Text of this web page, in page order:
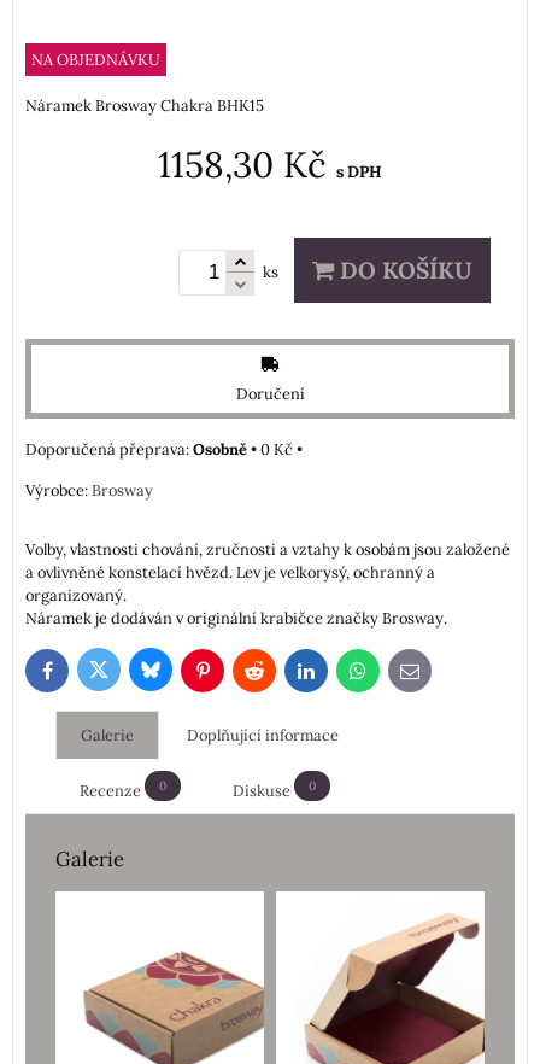
NA OBJEDNÁVKU
Náramek Brosway Chakra BHK15
1158,30 Kč s DPH
ks DO KOŠÍKU
Doručení
Osobně•0 Kč•
Výrobce:Brosway
Volby, vlastnosti chování, zručnosti a vztahy k osobám jsou založené
a ovlivněné konstelací hvězd. Lev je velkorysý, ochranný a
organizovaný.
Náramek je dodáván v originální krabičce značky Brosway.
FacebookTwitterBlueskyPinterestRedditLinkedInWhatsApp
E-
mail
Galerie Doplňující informace
Recenze 0 Diskuse 0
Galerie